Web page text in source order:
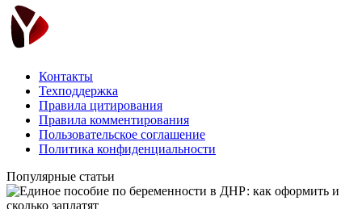
Контакты
Техподдержка
Правила цитирования
Правила комментирования
Пользовательское соглашение
Политика конфиденциальности
Популярные статьи